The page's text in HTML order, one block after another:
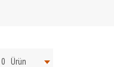
0 Ürün